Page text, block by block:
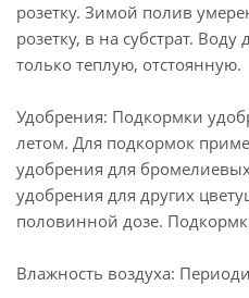
розетку. Зимой полив
розетку, в на субстрат.
только теплую, отстоянную.
Удобрения: Подкормки
летом. Для подкормок
удобрения для
удобрения для других
половинной дозе.
Влажность воздуха: